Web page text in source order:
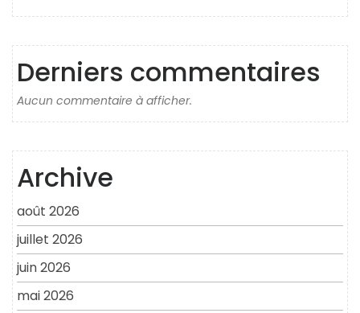
Derniers commentaires
Aucun commentaire à afficher.
Archive
août 2026
juillet 2026
juin 2026
mai 2026